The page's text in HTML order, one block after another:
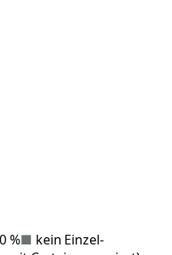
%■ kein Einzel-